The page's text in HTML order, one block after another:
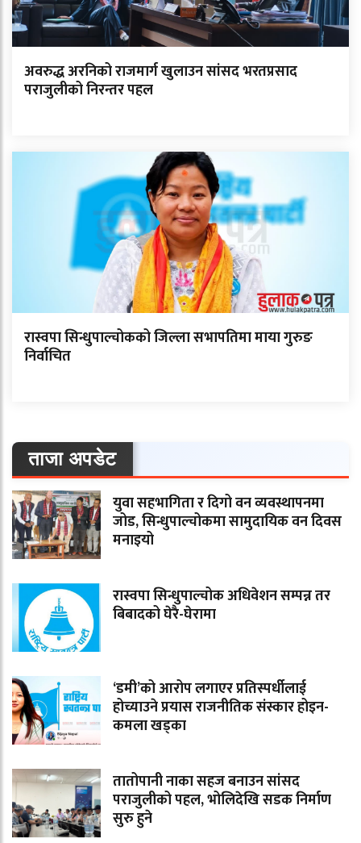
अवरुद्ध अरनिको राजमार्ग खुलाउन सांसद भरतप्रसाद
पराजुलीको निरन्तर पहल
रास्वपा सिन्धुपाल्चोकको जिल्ला सभापतिमा माया गुरुङ
निर्वाचित
ताजा अपडेट
युवा सहभागिता र दिगो वन व्यवस्थापनमा
जोड, सिन्धुपाल्चोकमा सामुदायिक वन दिवस
मनाइयो
रास्वपा सिन्धुपाल्चोक अधिवेशन सम्पन्न तर
बिबादको घेरै-घेरामा
‘डमी’को आरोप लगाएर प्रतिस्पर्धीलाई
होच्याउने प्रयास राजनीतिक संस्कार होइन-
कमला खड्का
तातोपानी नाका सहज बनाउन सांसद
पराजुलीको पहल, भोलिदेखि सडक निर्माण
सुरु हुने